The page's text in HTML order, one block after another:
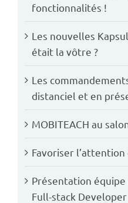
fonctionnalités !
Les nouvelles
était la vôtre ?
Les
distanciel et en
MOBITEACH au
Favoriser
Présentation équipe
Full-stack Developer